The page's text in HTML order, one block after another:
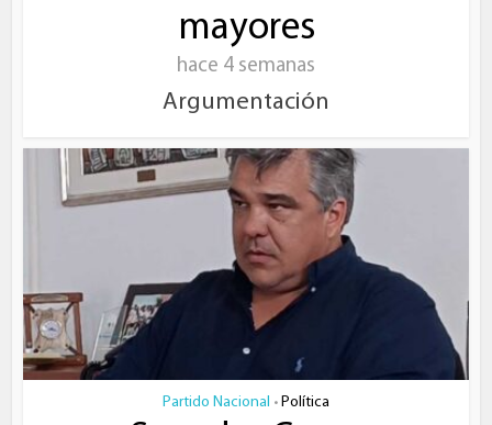
mayores
hace 4 semanas
Argumentación
Partido Nacional • Política